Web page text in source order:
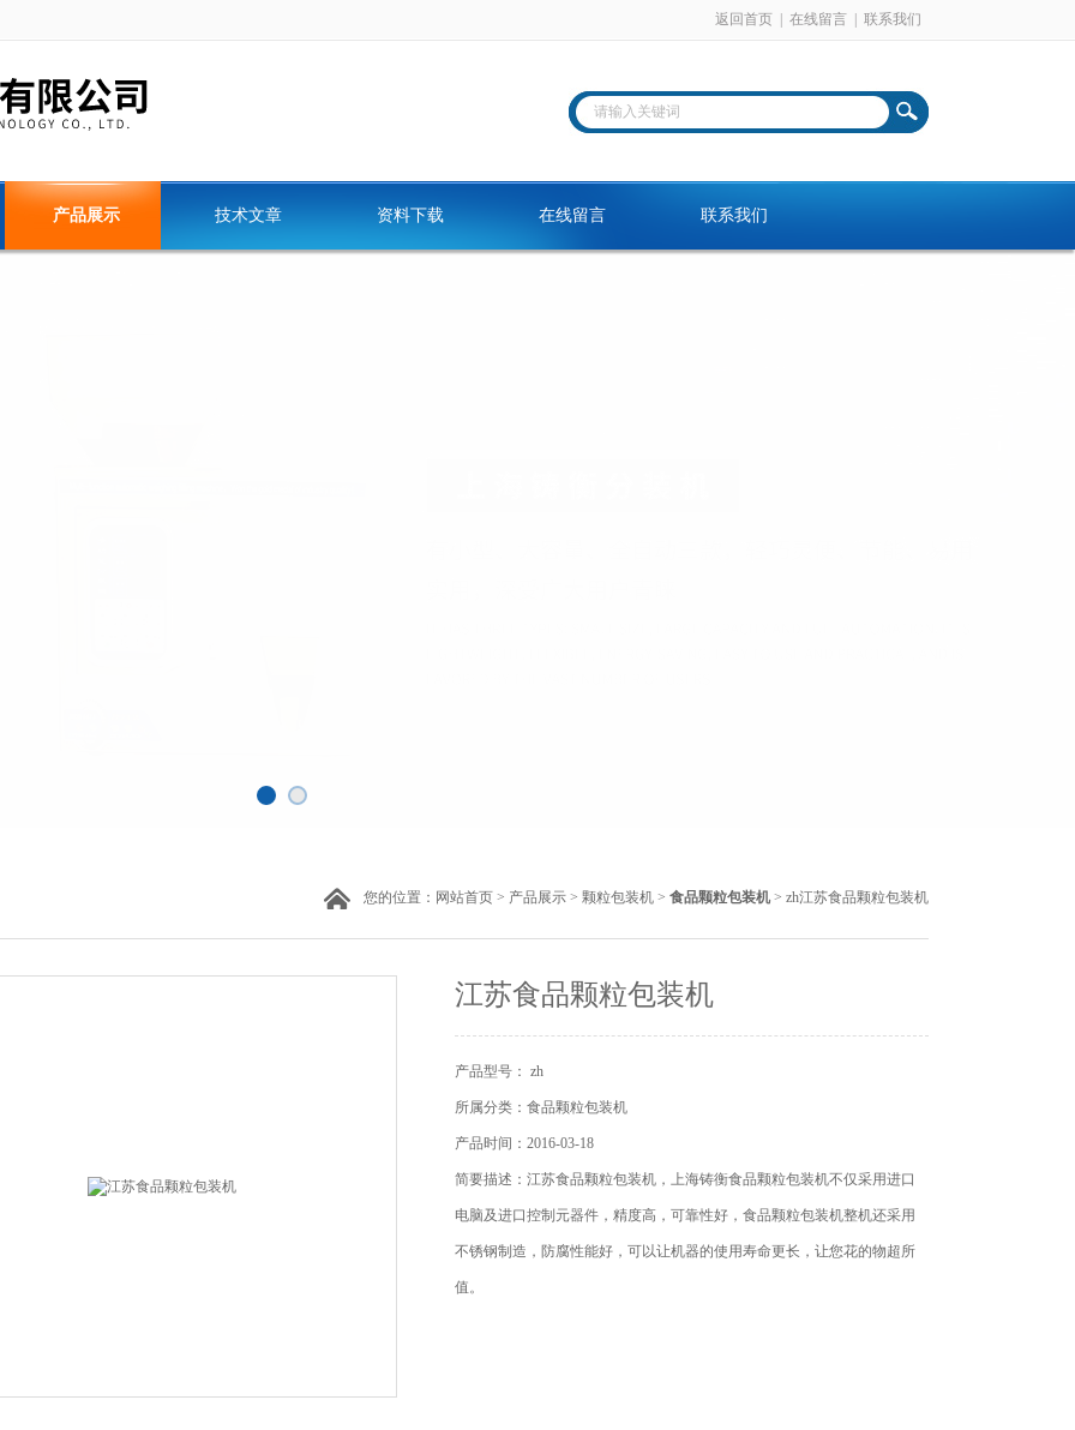
返回首页 在线留言 联系我们
产品展示 技术文章 资料下载 在线留言 联系我们
您的位置： 网站首页 > 产品展示 > 颗粒包装机 > 食品颗粒包装机 > zh江苏食品颗粒包装机
江苏食品颗粒包装机
产品型号： zh
所属分类：食品颗粒包装机
产品时间：2016-03-18
简要描述：江苏食品颗粒包装机，上海铸衡食品颗粒包装机不仅采用进口
电脑及进口控制元器件，精度高，可靠性好，食品颗粒包装机整机还采用
不锈钢制造，防腐性能好，可以让机器的使用寿命更长，让您花的物超所
值。